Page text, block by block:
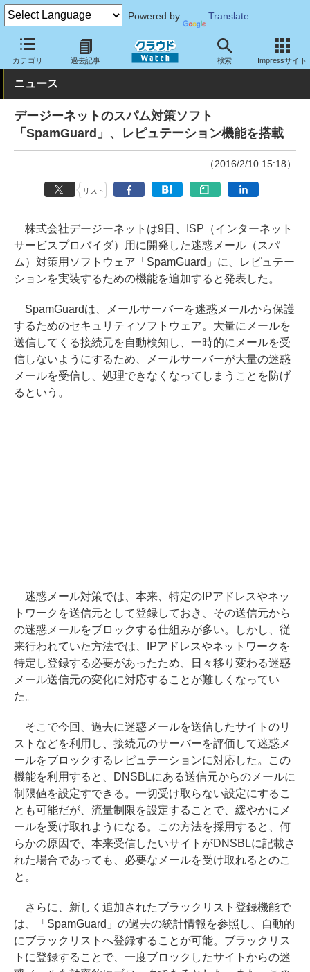
Powered by Translate
カテゴリ 過去記事 検索 Impressサイト
クラウド Watch セキュリティ セキュリティソフト
ニュース
デージーネットのスパム対策ソフト
「SpamGuard」、レピュテーション機能を搭載
（2016/2/10 15:18）
リスト
株式会社デージーネットは9日、ISP（インターネット
サービスプロバイダ）用に開発した迷惑メール（スパ
ム）対策用ソフトウェア「SpamGuard」に、レピュテー
ションを実装するための機能を追加すると発表した。
SpamGuardは、メールサーバーを迷惑メールから保護
するためのセキュリティソフトウェア。大量にメールを
送信してくる接続元を自動検知し、一時的にメールを受
信しないようにするため、メールサーバーが大量の迷惑
メールを受信し、処理できなくなってしまうことを防げ
るという。
迷惑メール対策では、本来、特定のIPアドレスやネッ
トワークを送信元として登録しておき、その送信元から
の迷惑メールをブロックする仕組みが多い。しかし、従
来行われていた方法では、IPアドレスやネットワークを
特定し登録する必要があったため、日々移り変わる迷惑
メール送信元の変化に対応することが難しくなってい
た。
そこで今回、過去に迷惑メールを送信したサイトのリ
ストなどを利用し、接続元のサーバーを評価して迷惑メ
ールをブロックするレピュテーションに対応した。この
機能を利用すると、DNSBLにある送信元からのメールに
制限値を設定すできる。一切受け取らない設定にするこ
とも可能だが、流量制限を設定することで、緩やかにメ
ールを受け取れようになる。この方法を採用すると、何
らかの原因で、本来受信したいサイトがDNSBLに記載さ
れた場合であっても、必要なメールを受け取れるとのこ
と。
さらに、新しく追加されたブラックリスト登録機能で
は、「SpamGuard」の過去の統計情報を参照し、自動的
にブラックリストへ登録することが可能。ブラックリス
トに登録することで、一度ブロックしたサイトからの迷